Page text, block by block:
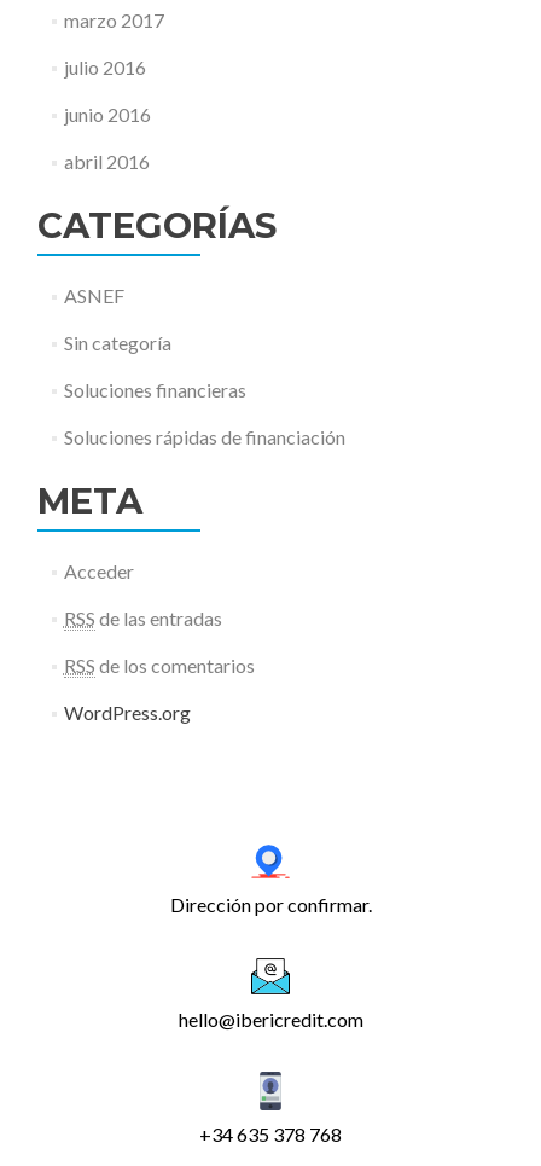
marzo 2017
julio 2016
junio 2016
abril 2016
CATEGORÍAS
ASNEF
Sin categoría
Soluciones financieras
Soluciones rápidas de financiación
META
Acceder
RSS de las entradas
RSS de los comentarios
WordPress.org
Dirección por confirmar.
hello@ibericredit.com
+34 635 378 768